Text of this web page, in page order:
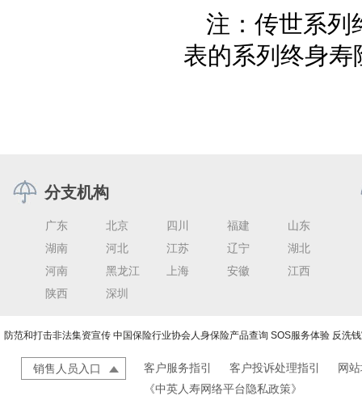
注：传世系列
表的系列终身寿
分支机构
广东 北京 四川 福建
山东
湖南
河北 江苏 辽宁
湖北
河南
黑龙江 上海 安徽
江西
陕西
深圳
防范和打击非法集资宣传 中国保险行业协会人身保险产品查询 SOS服务体验 反洗
销售人员入口 客户服务指引 客户投诉处理指引
网
《中英人寿网络平台隐私政策》